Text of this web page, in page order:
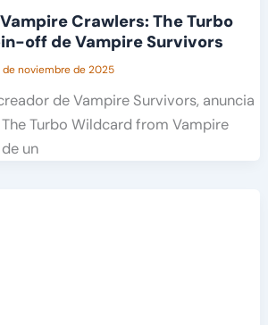
Crawlers: The Turbo
off de Vampire Survivors
de noviembre de 2025
de Vampire Survivors, anuncia
Turbo Wildcard from Vampire
un